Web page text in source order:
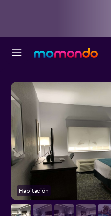
Habitación